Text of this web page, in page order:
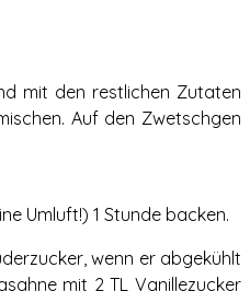
mit den restlichen Zutaten
Auf den Zwetschgen
Umluft!) 1 Stunde backen.
wenn er abgekühlt
mit 2 TL Vanillezucker